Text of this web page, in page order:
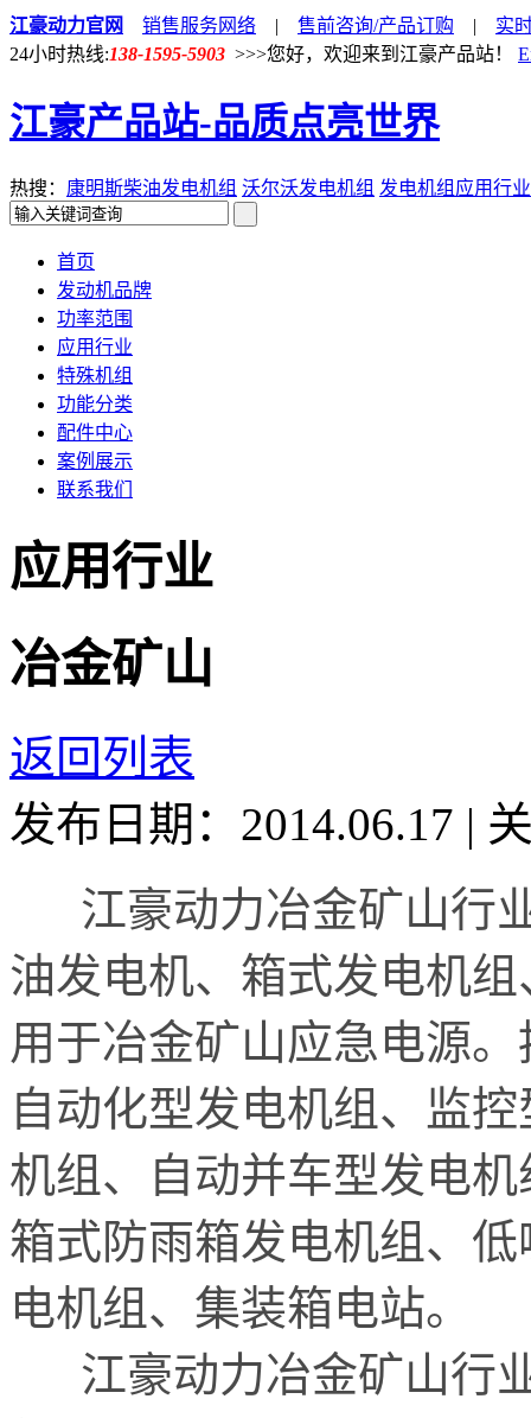
江豪动力官网 销售服务网络 | 售前咨询/产品订购 | 实
24小时热线:138-1595-5903 >>>您好，欢迎来到江豪产品站！
江豪产品站-品质点亮世界
热搜： 康明斯柴油发电机组 沃尔沃发电机组 发电机组应用行业
首页
发动机品牌
功率范围
应用行业
特殊机组
功能分类
配件中心
案例展示
联系我们
应用行业
冶金矿山
返回列表
发布日期：2014.06.17 |
江豪动力冶金矿山行
油发电机、箱式发电机
用于冶金矿山应急电源
自动化型发电机组、监
机组、自动并车型发电
箱式防雨箱发电机组、
电机组、集装箱电站。
江豪动力冶金矿山行